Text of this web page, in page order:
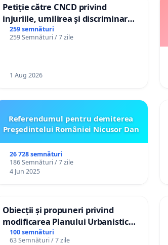
Petiție către CNCD privind
injuriile, umilirea și discriminarea
persoanelor cu dizabilități de
către utilizatorul TikTok „Gorici”
259 semnături
259 Semnături / 7 zile
1 Aug 2026
Referendumul pentru demiterea
Preşedintelui României Nicusor Dan
26 728 semnături
186 Semnături / 7 zile
4 Jun 2025
Obiecții și propuneri privind
modificarea Planului Urbanistic
General al orașului Ialoveni
100 semnături
63 Semnături / 7 zile